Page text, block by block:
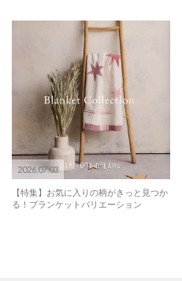
2026.07.03
【特集】お気に入りの柄がきっと見つか
る！ブランケットバリエーション